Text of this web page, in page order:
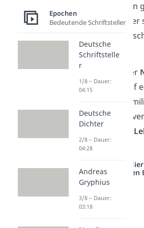
ist ein
dafür: Ein Mann, der
sondern selbst
Schon gewusst:
Der
Bewegunggeht auf
von Friedrich
Sturm und Drang,
beschreiben.
Studyflix vernetzt:
anderen
Epochen
Bedeutende Schriftsteller
Deutsche
Schriftstelle
r
1/8 – Dauer:
04:15
Deutsche
Dichter
2/8 – Dauer:
04:28
Andreas
Gryphius
3/8 – Dauer:
03:18